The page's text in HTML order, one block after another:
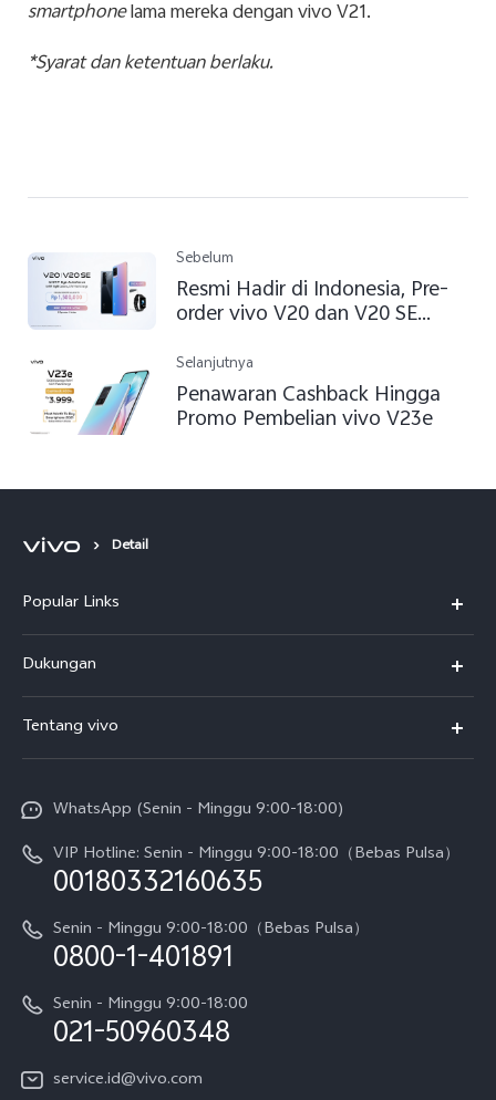
smartphonelama mereka dengan vivo V21.
*Syarat dan ketentuan berlaku.
Sebelum
Resmi Hadir di Indonesia, Pre-
order vivo V20 dan V20 SE
Selanjutnya
Penawaran Cashback Hingga
Promo Pembelian vivo V23e
Detail
Popular Links
T5
T5 Pro
V70
V70 FE
Y05
X300 Pro
Gerai Terdekat
Dukungan
Service Center
Funtouch OS
Pembaruan Sistem
Harga Spare Part
Otentikasi IMEI
Kebijakan Garansi vivo
Layanan Perbaikan Antar Jemput
Tentang vivo
Sejarah
Berita
Pemberitahuan Hukum
Tentang Kami
Pusat Privasi vivo
WhatsApp (Senin - Minggu 9:00-18:00)
VIP Hotline: Senin - Minggu 9:00-18:00（Bebas Pulsa）
00180332160635
Senin - Minggu 9:00-18:00（Bebas Pulsa）
0800-1-401891
Senin - Minggu 9:00-18:00
021-50960348
service.id@vivo.com